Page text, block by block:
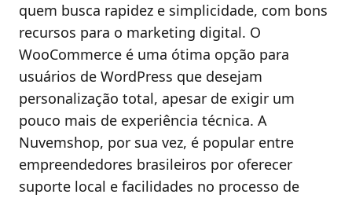
quem busca rapidez e simplicidade, com bons
recursos para o marketing digital. O
WooCommerce é uma ótima opção para
usuários de WordPress que desejam
personalização total, apesar de exigir um
pouco mais de experiência técnica. A
Nuvemshop, por sua vez, é popular entre
empreendedores brasileiros por oferecer
suporte local e facilidades no processo de